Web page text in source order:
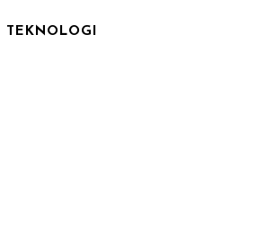
TEKNOLOGI